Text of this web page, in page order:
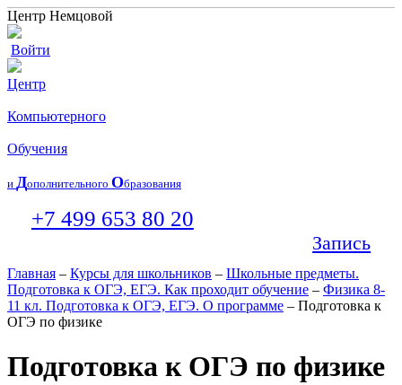
Центр Немцовой
Войти
Центр
Компьютерного
Обучения
и Дополнительного Образования
+7 499 653 80 20
Запись
Главная – Курсы для школьников – Школьные предметы.
Подготовка к ОГЭ, ЕГЭ. Как проходит обучение – Физика 8-
11 кл. Подготовка к ОГЭ, ЕГЭ. О программе – Подготовка к
ОГЭ по физике
Подготовка к ОГЭ по физике